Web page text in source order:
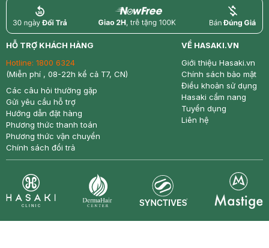
return nowfree price
HỖ TRỢ KHÁCH HÀNG
Hotline: 1800 6324
(Miễn phí , 08-22h kể cả T7, CN)
Các câu hỏi thường gặp
Gửi yêu cầu hỗ trợ
Hướng dẫn đặt hàng
Phương thức thanh toán
Phương thức vận chuyển
Chính sách đổi trả
VỀ HASAKI.VN
Giới thiệu Hasaki.vn
Chính sách bảo mật
Điều khoản sử dụng
Hasaki cẩm nang
Tuyển dụng
Liên hệ